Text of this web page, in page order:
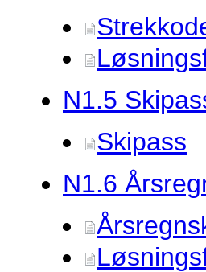
N1.5
Skipass
N1.6